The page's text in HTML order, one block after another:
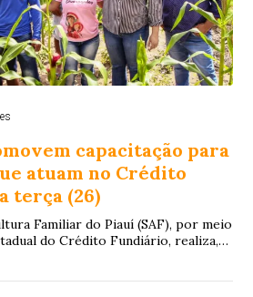
capacitação para
atuam no Crédito
terça (26)
Familiar do Piauí (SAF), por meio
do Crédito Fundiário, realiza,